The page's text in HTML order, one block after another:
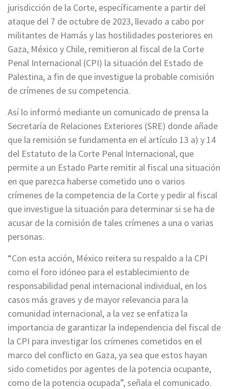
jurisdicción de la Corte, específicamente a partir del
ataque del 7 de octubre de 2023, llevado a cabo por
militantes de Hamás y las hostilidades posteriores en
Gaza, México y Chile, remitieron al fiscal de la Corte
Penal Internacional (CPI) la situación del Estado de
Palestina, a fin de que investigue la probable comisión
de crímenes de su competencia.
Así lo informó mediante un comunicado de prensa la
Secretaría de Relaciones Exteriores (SRE) donde añade
que la remisión se fundamenta en el artículo 13 a) y 14
del Estatuto de la Corte Penal Internacional, que
permite a un Estado Parte remitir al fiscal una situación
en que parezca haberse cometido uno o varios
crímenes de la competencia de la Corte y pedir al fiscal
que investigue la situación para determinar si se ha de
acusar de la comisión de tales crímenes a una o varias
personas.
“Con esta acción, México reitera su respaldo a la CPI
como el foro idóneo para el establecimiento de
responsabilidad penal internacional individual, en los
casos más graves y de mayor relevancia para la
comunidad internacional, a la vez se enfatiza la
importancia de garantizar la independencia del fiscal de
la CPI para investigar los crímenes cometidos en el
marco del conflicto en Gaza, ya sea que estos hayan
sido cometidos por agentes de la potencia ocupante,
como de la potencia ocupada”, señala el comunicado.